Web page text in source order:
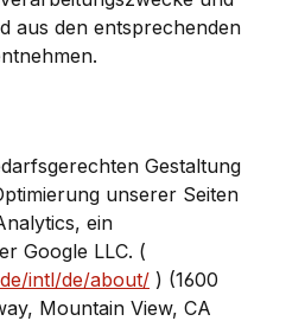
aus den entsprechenden
Gestaltung
unserer Seiten
ein
Google LLC. (
intl/de/about/ ) (1600
Mountain View, CA